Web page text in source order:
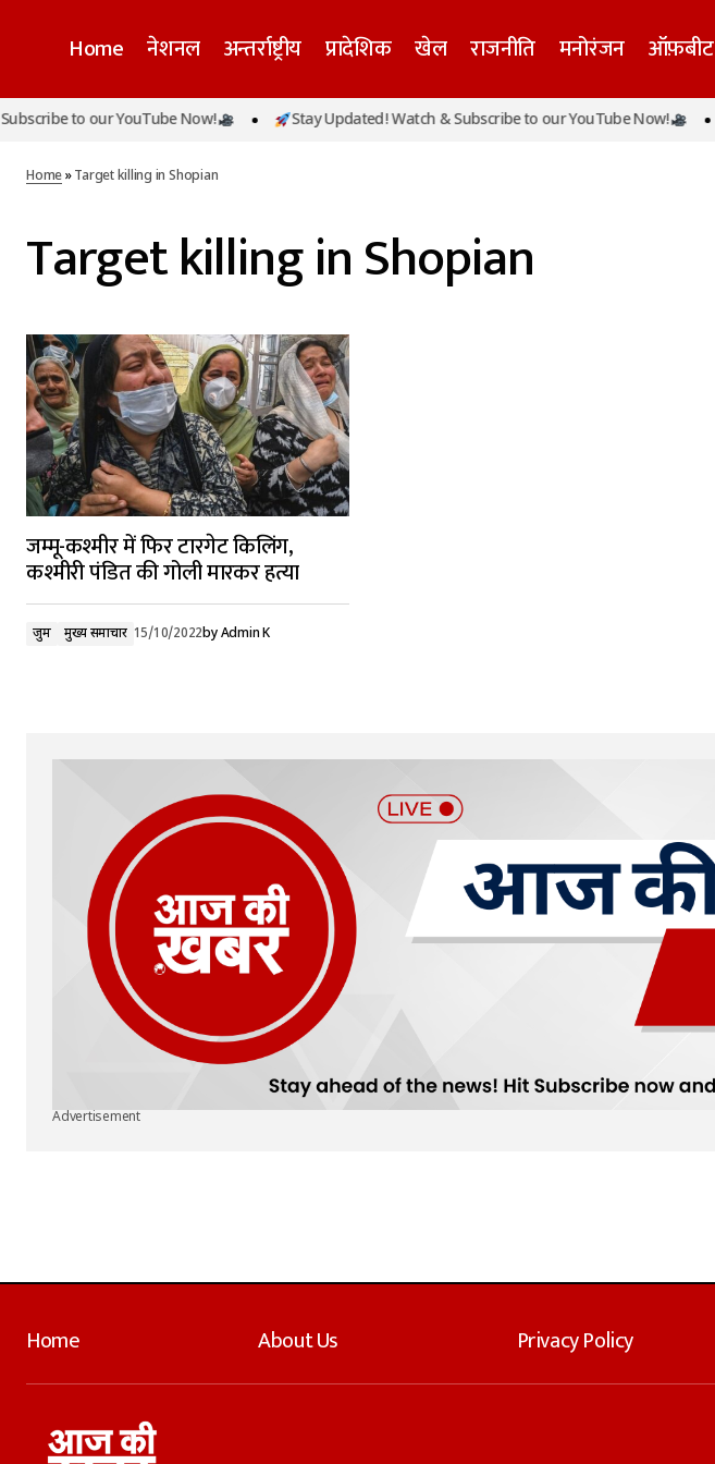
Home नेशनल अन्तर्राष्ट्रीय प्रादेशिक खेल राजनीति मनोरंजन ऑफ़बीट
to our YouTube Now! Stay Updated! Watch & Subscribe to our YouTube Now!
Home»Target killing in Shopian
Target killing in Shopian
जम्मू-कश्मीर में फिर टारगेट किलिंग,
कश्मीरी पंडित की गोली मारकर हत्या
जुर्म मुख्य समाचार 15/10/2022by Admin K
Advertisement
Home About Us Privacy Policy